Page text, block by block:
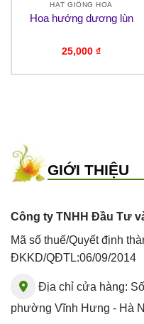
HẠT GIỐNG HOA
Hoa hướng dương lùn
25,000 ₫
GIỚI THIỆU
Công ty TNHH Đầu Tư
Mã số thuế/Quyết định
ĐKKD/QĐTL:06/09/2014
Địa chỉ cửa hàng:
phường Vĩnh Hưng - Hà